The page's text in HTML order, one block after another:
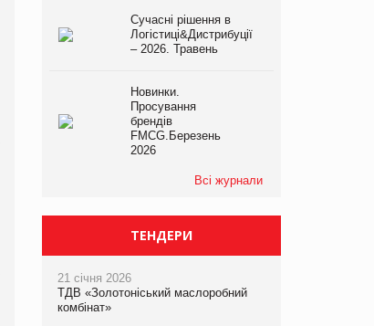
Сучасні рішення в
Логістиці&Дистрибуції
– 2026. Травень
Новинки.
Просування
брендів
FMCG.Березень
2026
Всі журнали
ТЕНДЕРИ
21 січня 2026
ТДВ «Золотоніський маслоробний
комбінат»